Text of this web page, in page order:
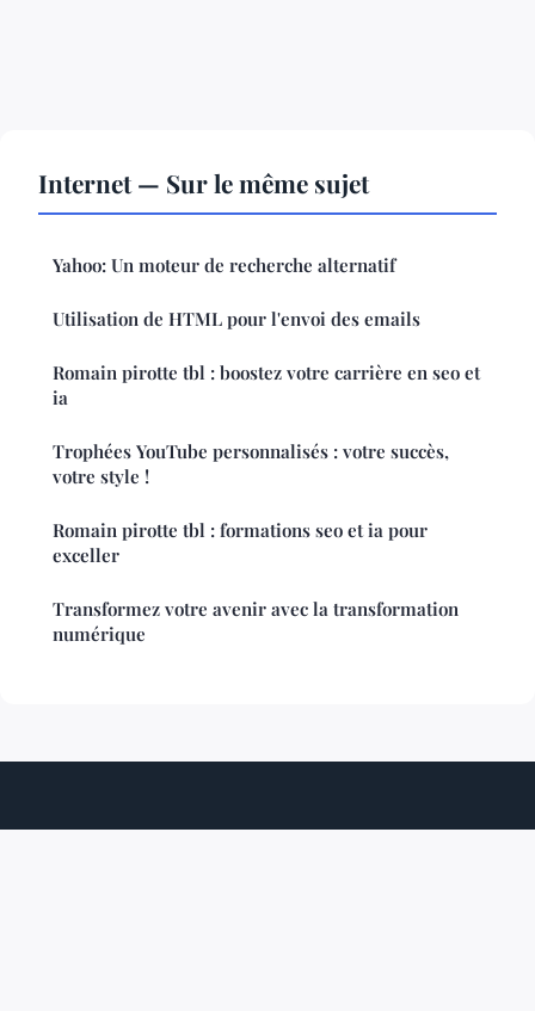
Internet — Sur le même sujet
Yahoo: Un moteur de recherche alternatif
Utilisation de HTML pour l'envoi des emails
Romain pirotte tbl : boostez votre carrière en seo et
ia
Trophées YouTube personnalisés : votre succès,
votre style !
Romain pirotte tbl : formations seo et ia pour
exceller
Transformez votre avenir avec la transformation
numérique
Logiciel3000